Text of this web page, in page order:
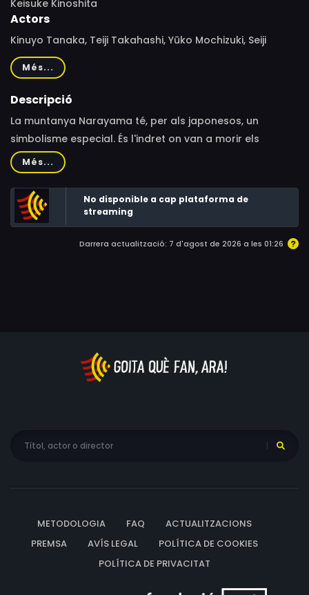
Keisuke Kinoshita
Actors
Kinuyo Tanaka, Teiji Takahashi, Yūko Mochizuki, Seiji
Miyaguchi, Yūnosuke Itō, Ken Mitsuda, Danko Ichikawa,
Keiko Ogasawara, Eijirō Tōno, Kō Nishimura, Katsuyuki
Hattori, Tokuji Kobayashi, Masao Oda
Més...
Descripció
La muntanya Narayama té, per als japonesos, un
simbolisme especial. És l'indret on van a morir els
camperols quan ja no poden treballar. Kinoshita va
recrear aquesta antiga llegenda japonesa utilitzant els
elements escènics i musicals del teatre kabuki.
Més...
No disponible a cap plataforma de
streaming
Darrera actualització: 7 d'agost de 2026 a les 01:26
METODOLOGIA FAQ
ACTUALITZACIONS
PREMSA
AVÍS LEGAL
POLÍTICA DE COOKIES
POLÍTICA DE PRIVACITAT